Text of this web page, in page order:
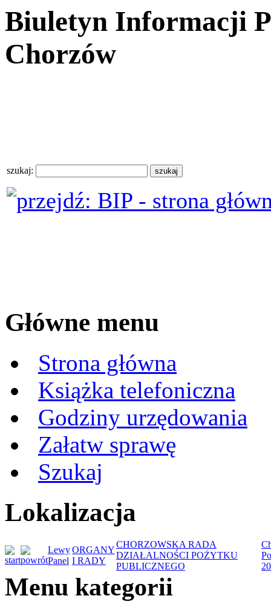
Biuletyn Informacji
Chorzów
szukaj:
Główne menu
Strona główna
Książka telefoniczna
Godziny urzędowania
Załatw sprawę
Szukaj
Lokalizacja
Lewy
Panel
ORGANY
I RADY
CHORZOWSKA RADA
DZIAŁALNOŚCI POŻYTKU
PUBLICZNEGO
Menu kategorii